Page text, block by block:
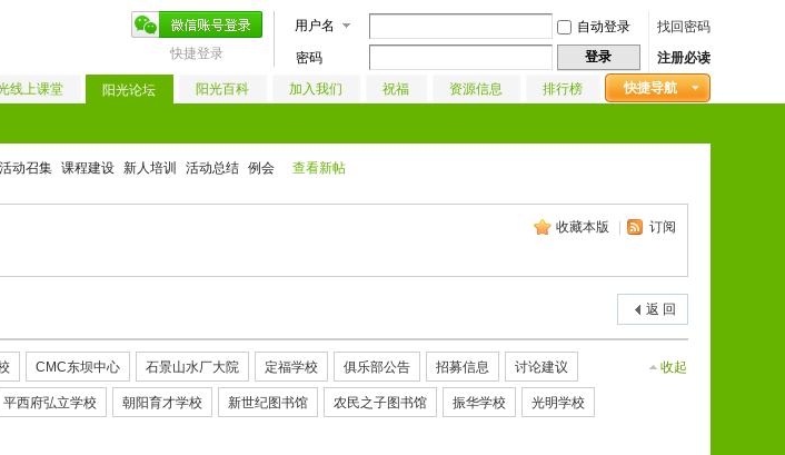
用户名 自动登录
找回密码
密码
登录 注册必读
快捷登录
快捷导航
线上课堂 阳光论坛 阳光百科 加入我们 祝福 资源信息 排行榜
活动召集 课程建设 新人培训 活动总结 例会 查看新帖
收藏本版 订阅
返 回
收起
CMC东坝中心 石景山水厂大院 定福学校 俱乐部公告 招募信息 讨论建议
平西府弘立学校 朝阳育才学校 新世纪图书馆 农民之子图书馆 振华学校 光明学校